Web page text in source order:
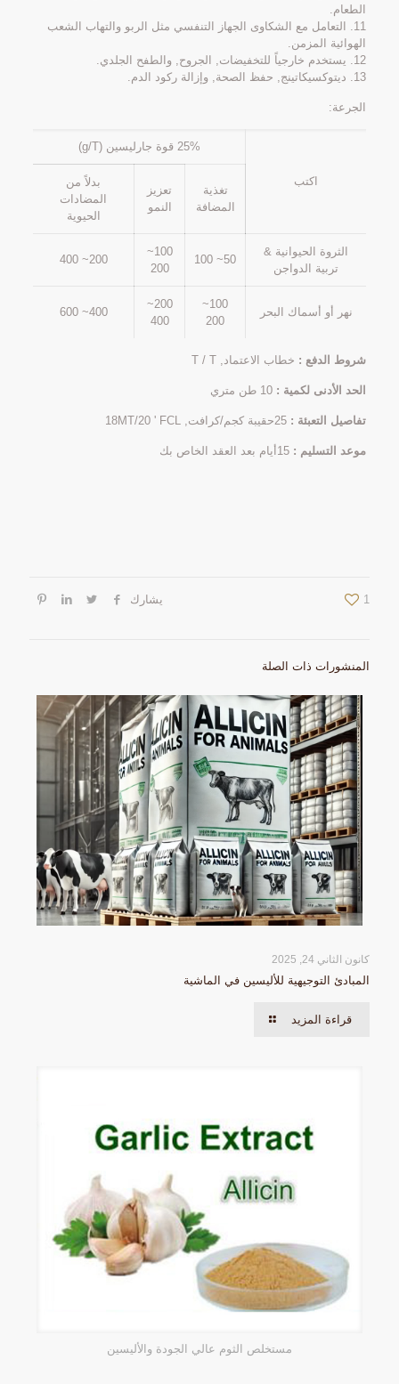
الطعام.
11. التعامل مع الشكاوى الجهاز التنفسي مثل الربو والتهاب الشعب
الهوائية المزمن.
12. يستخدم خارجياً للتخفيضات, الجروح, والطفح الجلدي.
13. ديتوكسيكاتينج, حفظ الصحة, وإزالة ركود الدم.
الجرعة:
اكتب
25% قوة جارليسين (g/T)
تغذية
المضافة
تعزيز
النمو
بدلاً من
المضادات
الحيوية
الثروة الحيوانية &
تربية الدواجن
50~ 100
100~
200
200~ 400
نهر أو أسماك البحر
100~
200
200~
400
400~ 600
شروط الدفع : خطاب الاعتماد, T / T
الحد الأدنى لكمية :
تفاصيل التعبئة :
موعد التسليم :
يشارك 1
المنشورات ذات الصلة
كانون الثاني 24, 2025
المبادئ التوجيهية للأليسين في الماشية
قراءة المزيد
مستخلص الثوم عالي الجودة والأليسين